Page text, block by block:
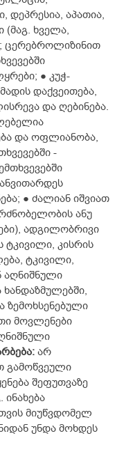
აპათია,
(მაგ. ხველა,
ცერებროლიზინით
● კუჭ-
დაქვეითება,
და ღებინება.
და ოფლიანობა,
-
● ძალიან იშვიათ
ანუ
ადგილობრივი
ტკივილი, კისრის
ტკივილი,
აღნიშნული
ზემოხსენებული
მოვლენები
არ
გამოწვეული
შეფუთვაზე
მიუწვდომელ
უნდა მოხდეს